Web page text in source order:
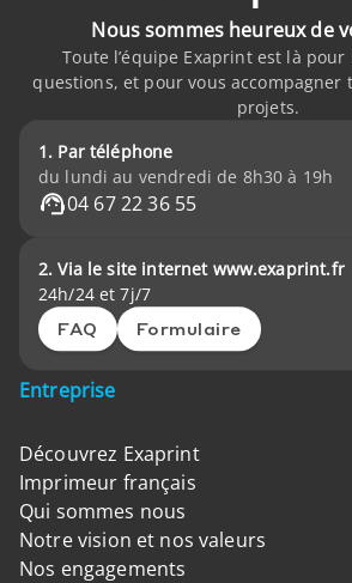
Nous sommes heureux de
Toute l’équipe Exaprint est là
questions, et pour vous accompagner
projets.
1. Par téléphone
du lundi au vendredi de 8h30 à 19h
04 67 22 36 55
2. Via le site internet www.exaprint.fr
24h/24 et 7j/7
FAQ Formulaire
Entreprise
Découvrez Exaprint
Imprimeur français
Qui sommes nous
Notre vision et nos valeurs
Nos engagements